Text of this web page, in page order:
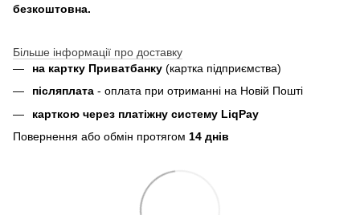
безкоштовна.
Більше інформації про доставку
на картку Приватбанку (картка підприємства)
пiсляплата - оплата при отриманнi на Новій Пошті
карткою через платіжну систему LiqPay
Повернення або обмін протягом 14 днів